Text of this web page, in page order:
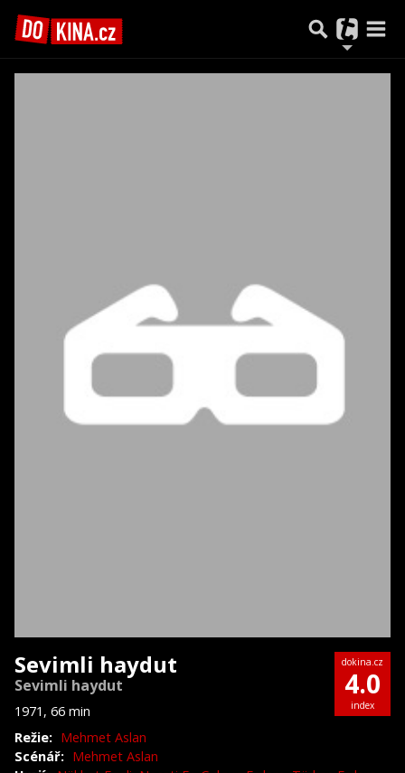
Sevimli haydut
Sevimli haydut
1971, 66 min
dokina.cz
4.0
index
Režie: Mehmet Aslan
Scénář: Mehmet Aslan